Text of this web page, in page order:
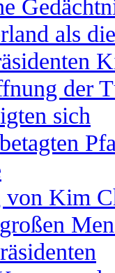
als
der
sich
von Kim